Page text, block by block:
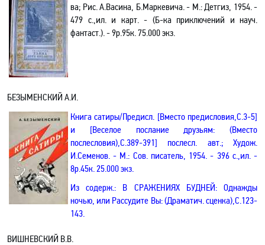
ва; Рис. А.Васина, Б.Маркевича. - М.: Детгиз, 1954. -
479 с.,ил. и карт. - (Б-ка приключений и науч.
фантаст.). - 9р.95к. 75.000 экз.
БЕЗЫМЕНСКИЙ А.И.
Книга сатиры/Предисл. [Вместо предисловия,С.3-5]
и [Веселое послание друзьям: (Вместо
послесловия),С.389-391] послесл. авт.; Худож.
И.Семенов. - М.: Сов. писатель, 1954. - 396 с.,ил. -
8р.45к. 25.000 экз.
Из содерж.: В СРАЖЕНИЯХ БУДНЕЙ: Однажды
ночью, или Рассудите Вы: (Драматич. сценка),С.123-
143.
ВИШНЕВСКИЙ В.В.